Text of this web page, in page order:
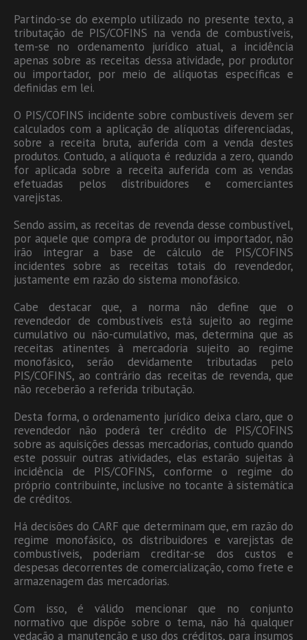
Partindo-se do exemplo utilizado no presente texto, a
tributação de PIS/COFINS na venda de combustíveis,
tem-se no ordenamento jurídico atual, a incidência
apenas sobre as receitas dessa atividade, por produtor
ou importador, por meio de alíquotas específicas e
definidas em lei.
O PIS/COFINS incidente sobre combustíveis devem ser
calculados com a aplicação de alíquotas diferenciadas,
sobre a receita bruta, auferida com a venda destes
produtos. Contudo, a alíquota é reduzida a zero, quando
for aplicada sobre a receita auferida com as vendas
efetuadas pelos distribuidores e comerciantes
varejistas.
Sendo assim, as receitas de revenda desse combustível,
por aquele que compra de produtor ou importador, não
irão integrar a base de cálculo de PIS/COFINS
incidentes sobre as receitas totais do revendedor,
justamente em razão do sistema monofásico.
Cabe destacar que, a norma não define que o
revendedor de combustíveis está sujeito ao regime
cumulativo ou não-cumulativo, mas, determina que as
receitas atinentes à mercadoria sujeito ao regime
monofásico, serão devidamente tributadas pelo
PIS/COFINS, ao contrário das receitas de revenda, que
não receberão a referida tributação.
Desta forma, o ordenamento jurídico deixa claro, que o
revendedor não poderá ter crédito de PIS/COFINS
sobre as aquisições dessas mercadorias, contudo quando
este possuir outras atividades, elas estarão sujeitas à
incidência de PIS/COFINS, conforme o regime do
próprio contribuinte, inclusive no tocante à sistemática
de créditos.
Há decisões do CARF que determinam que, em razão do
regime monofásico, os distribuidores e varejistas de
combustíveis, poderiam creditar-se dos custos e
despesas decorrentes de comercialização, como frete e
armazenagem das mercadorias.
Com isso, é válido mencionar que no conjunto
normativo que dispõe sobre o tema, não há qualquer
vedação a manutenção e uso dos créditos, para insumos